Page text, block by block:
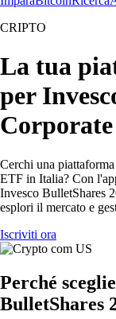
CRIPTO
La tua
per
Cerchi una
ETF in Italia? Con
Invesco BulletShares
esplori il mercato e
Iscriviti ora
Perché
BulletShares